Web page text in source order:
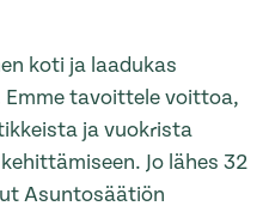
koti ja laadukas
tavoittele voittoa,
ja vuokrista
Jo lähes 32
Asuntosäätiön